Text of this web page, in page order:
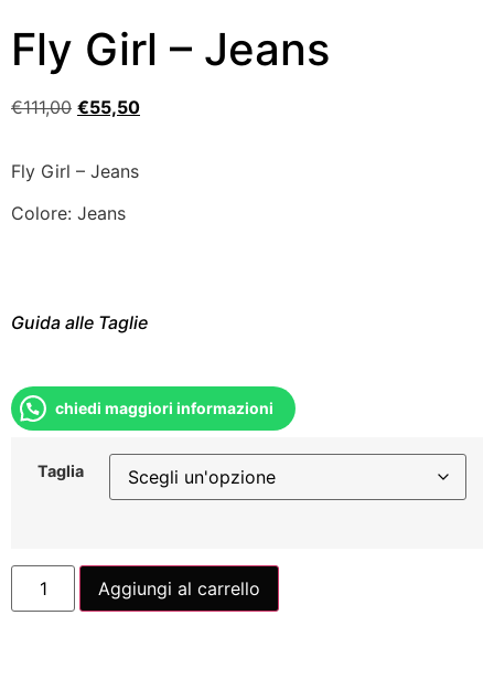
Fly Girl – Jeans
€111,00 €55,50
Fly Girl – Jeans
Colore: Jeans
Guida alle Taglie
chiedi maggiori informazioni
Taglia
Aggiungi al carrello